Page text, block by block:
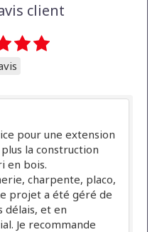
client
pour une extension
la construction
en bois.
charpente, placo,
projet a été géré de
délais, et en
Je recommande